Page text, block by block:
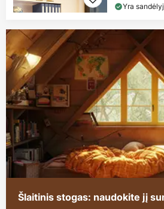
Yra
Šlaitinis stogas: naudokite jį